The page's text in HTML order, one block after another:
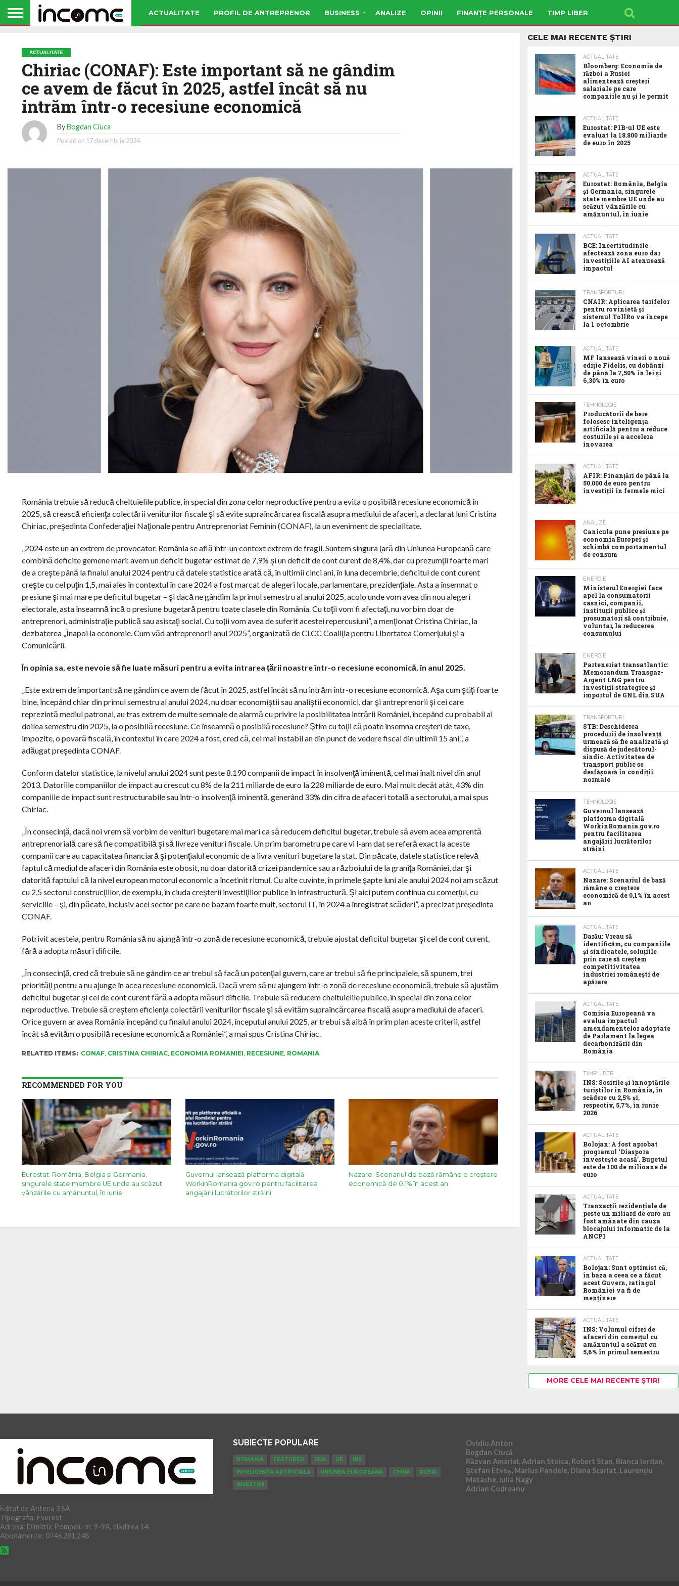
ACTUALITATE PROFIL DE ANTREPRENOR BUSINESS ANALIZE OPINII FINANȚE PERSONALE TIMP LIBER
ACTUALITATE
Chiriac (CONAF): Este important să ne gândim
ce avem de făcut în 2025, astfel încât să nu
intrăm într-o recesiune economică
ByBogdan Ciuca
Posted on 17 decembrie 2024
România trebuie să reducă cheltuielile publice, în special din zona celor neproductive pentru a evita o posibilă recesiune economică în
2025, să crească eficienţa colectării veniturilor fiscale şi să evite supraîncărcarea fiscală asupra mediului de afaceri, a declarat luni Cristina
Chiriac, preşedinta Confederaţiei Naţionale pentru Antreprenoriat Feminin (CONAF), la un eveniment de specialitate.
„2024 este un an extrem de provocator. România se află într-un context extrem de fragil. Suntem singura ţară din Uniunea Europeană care
combină deficite gemene mari: avem un deficit bugetar estimat de 7,9% şi un deficit de cont curent de 8,4%, dar cu prezumţii foarte mari
de a creşte până la finalul anului 2024 pentru că datele statistice arată că, în ultimii cinci ani, în luna decembrie, deficitul de cont curent
creşte cu cel puţin 1,5, mai ales în contextul în care 2024 a fost marcat de alegeri locale, parlamentare, prezidenţiale. Asta a însemnat o
presiune şi mai mare pe deficitul bugetar – şi dacă ne gândim la primul semestru al anului 2025, acolo unde vom avea din nou alegeri
electorale, asta înseamnă încă o presiune bugetară pentru toate clasele din România. Cu toţii vom fi afectaţi, nu vorbim doar de
antreprenori, administraţie publică sau asistaţi social. Cu toţii vom avea de suferit acestei repercusiuni”, a menţionat Cristina Chiriac, la
dezbaterea „Înapoi la economie. Cum văd antreprenorii anul 2025”, organizată de CLCC Coaliţia pentru Libertatea Comerţului şi a
Comunicării.
În opinia sa, este nevoie să fie luate măsuri pentru a evita intrarea ţării noastre într-o recesiune economică, în anul 2025.
„Este extrem de important să ne gândim ce avem de făcut în 2025, astfel încât să nu intrăm într-o recesiune economică. Aşa cum ştiţi foarte
bine, începând chiar din primul semestru al anului 2024, nu doar economiştii sau analiştii economici, dar şi antreprenorii şi cei care
reprezintă mediul patronal, au tras extrem de multe semnale de alarmă cu privire la posibilitatea intrării României, începând cu probabil al
doilea semestru din 2025, la o posibilă recesiune. Ce înseamnă o posibilă recesiune? Ştim cu toţii că poate însemna creşteri de taxe,
impozite, o povară fiscală, în contextul în care 2024 a fost, cred că, cel mai instabil an din punct de vedere fiscal din ultimii 15 ani.”, a
adăugat preşedinta CONAF.
Conform datelor statistice, la nivelul anului 2024 sunt peste 8.190 companii de impact în insolvenţă iminentă, cel mai înalt nivel din anul
2013. Datoriile companiilor de impact au crescut cu 8% de la 211 miliarde de euro la 228 miliarde de euro. Mai mult decât atât, 43% din
companiile de impact sunt restructurabile sau într-o insolvenţă iminentă, generând 33% din cifra de afaceri totală a sectorului, a mai spus
Chiriac.
„În consecinţă, dacă noi vrem să vorbim de venituri bugetare mai mari ca să reducem deficitul bugetar, trebuie să avem acea amprentă
antreprenorială care să fie compatibilă şi să livreze venituri fiscale. Un prim barometru pe care vi l-am dat se referă exact la aceste
companii care au capacitatea financiară şi potenţialul economic de a livra venituri bugetare la stat. Din păcate, datele statistice relevă
faptul că mediul de afaceri din România este obosit, nu doar datorită crizei pandemice sau a războiului de la graniţa României, dar şi
datorită faptului că la nivel european motorul economic a încetinit ritmul. Cu alte cuvinte, în primele şapte luni ale anului 2024 noi am scăzut
cu 2,5 sectorul construcţiilor, de exemplu, în ciuda creşterii investiţiilor publice în infrastructură. Şi aici putem continua cu comerţul, cu
serviciile – şi, din păcate, inclusiv acel sector pe care ne bazam foarte mult, sectorul IT, în 2024 a înregistrat scăderi”, a precizat preşedinta
CONAF.
Potrivit acesteia, pentru România să nu ajungă într-o zonă de recesiune economică, trebuie ajustat deficitul bugetar şi cel de cont curent,
fără a adopta măsuri dificile.
„În consecinţă, cred că trebuie să ne gândim ce ar trebui să facă un potenţial guvern, care ar trebui să fie principalele, să spunem, trei
priorităţi pentru a nu ajunge în acea recesiune economică. Dacă vrem să nu ajungem într-o zonă de recesiune economică, trebuie să ajustăm
deficitul bugetar şi cel de cont curent fără a adopta măsuri dificile. Trebuie să reducem cheltuielile publice, în special din zona celor
neproductive. Trebuie să creştem eficienţa colectării veniturilor fiscale şi să evităm supraîncărcarea fiscală asupra mediului de afaceri.
Orice guvern ar avea România începând cu finalul anului 2024, începutul anului 2025, ar trebui să aibă în prim plan aceste criterii, astfel
încât să evităm o posibilă recesiune economică a României”, a mai spus Cristina Chiriac.
RELATED ITEMS: CONAF, CRISTINA CHIRIAC, ECONOMIA ROMANIEI, RECESIUNE, ROMANIA
RECOMMENDED FOR YOU
Eurostat: România, Belgia și Germania,
singurele state membre UE unde au scăzut
vânzările cu amănuntul, în iunie
Guvernul lansează platforma digitală
WorkinRomania.gov.ro pentru facilitarea
angajării lucrătorilor străini
Nazare: Scenariul de bază rămâne o creștere
economică de 0,1% în acest an
CELE MAI RECENTE ȘTIRI
ACTUALITATE
Bloomberg: Economia de
război a Rusiei
alimentează creșteri
salariale pe care
companiile nu și le permit
ACTUALITATE
Eurostat: PIB-ul UE este
evaluat la 18.800 miliarde
de euro în 2025
ACTUALITATE
Eurostat: România, Belgia
și Germania, singurele
state membre UE unde au
scăzut vânzările cu
amănuntul, în iunie
ACTUALITATE
BCE: Incertitudinile
afectează zona euro dar
investițiile AI atenuează
impactul
TRANSPORTURI
CNAIR: Aplicarea tarifelor
pentru rovinietă și
sistemul TollRo va începe
la 1 octombrie
ACTUALITATE
MF lansează vineri o nouă
ediție Fidelis, cu dobânzi
de până la 7,50% în lei și
6,30% în euro
TEHNOLOGIE
Producătorii de bere
folosesc inteligența
artificială pentru a reduce
costurile și a accelera
inovarea
ACTUALITATE
AFIR: Finanțări de până la
50.000 de euro pentru
investiții în fermele mici
ANALIZE
Canicula pune presiune pe
economia Europei și
schimbă comportamentul
de consum
ENERGIE
Ministerul Energiei face
apel la consumatorii
casnici, companii,
instituții publice și
prosumatori să contribuie,
voluntar, la reducerea
consumului
ENERGIE
Parteneriat transatlantic:
Memorandum Transgaz-
Argent LNG pentru
investiții strategice și
importul de GNL din SUA
TRANSPORTURI
STB: Deschiderea
procedurii de insolvență
urmează să fie analizată și
dispusă de judecătorul-
sindic. Activitatea de
transport public se
desfășoară în condiții
normale
TEHNOLOGIE
Guvernul lansează
platforma digitală
WorkinRomania.gov.ro
pentru facilitarea
angajării lucrătorilor
străini
ACTUALITATE
Nazare: Scenariul de bază
rămâne o creștere
economică de 0,1% în acest
an
ACTUALITATE
Darău: Vreau să
identificăm, cu companiile
și sindicatele, soluțiile
prin care să creștem
competitivitatea
industriei românești de
apărare
ACTUALITATE
Comisia Europeană va
evalua impactul
amendamentelor adoptate
de Parlament la legea
decarbonizării din
România
TIMP LIBER
INS: Sosirile și înnoptările
turiștilor în România, în
scădere cu 2,5% și,
respectiv, 5,7%, în iunie
2026
ACTUALITATE
Bolojan: A fost aprobat
programul ‘Diaspora
investește acasă’. Bugetul
este de 100 de milioane de
euro
ACTUALITATE
Tranzacții rezidențiale de
peste un miliard de euro au
fost amânate din cauza
blocajului informatic de la
ANCPI
ACTUALITATE
Bolojan: Sunt optimist că,
în baza a ceea ce a făcut
acest Guvern, ratingul
României va fi de
menținere
ACTUALITATE
INS: Volumul cifrei de
afaceri din comerțul cu
amănuntul a scăzut cu
5,6% în primul semestru
MORE CELE MAI RECENTE ȘTIRI
Editat de Antena 3 SA
Tipografia: Everest
Adresa: Dimitrie Pompeiu nr. 9-9A, clădirea 14
Abonamente: 0746.281.248
SUBIECTE POPULARE
ROMANIA FEATURED SUA UE
INS
INTELIGENTA ARTIFICIALA
UNIUNEA EUROPEANA CHINA
RUSIA
INVESTIȚII
Ovidiu Anton
Bogdan Ciucă
Răzvan Amariei, Adrian Stoica, Robert Stan, Bianca Iordan,
Ștefan Etveș, Marius Pandele, Diana Scarlat, Laurențiu
Matache, Iulia Nagy
Adrian Codreanu